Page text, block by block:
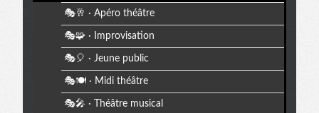
🎭🥂 · Apéro théâtre
🎭🧩 · Improvisation
🎭🎈 · Jeune public
🎭🍽️ · Midi théâtre
🎭🎤 · Théâtre musical